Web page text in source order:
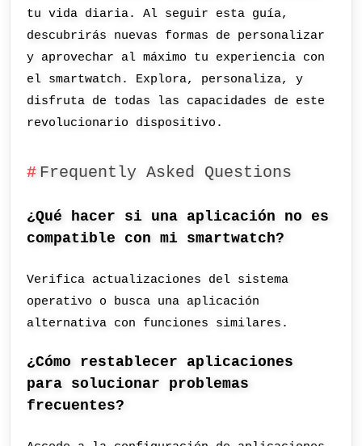
tu vida diaria. Al seguir esta guía,
descubrirás nuevas formas de personalizar
y aprovechar al máximo tu experiencia con
el smartwatch. Explora, personaliza, y
disfruta de todas las capacidades de este
revolucionario dispositivo.
Frequently Asked Questions
¿Qué hacer si una aplicación no es
compatible con mi smartwatch?
Verifica actualizaciones del sistema
operativo o busca una aplicación
alternativa con funciones similares.
¿Cómo restablecer aplicaciones
para solucionar problemas
frecuentes?